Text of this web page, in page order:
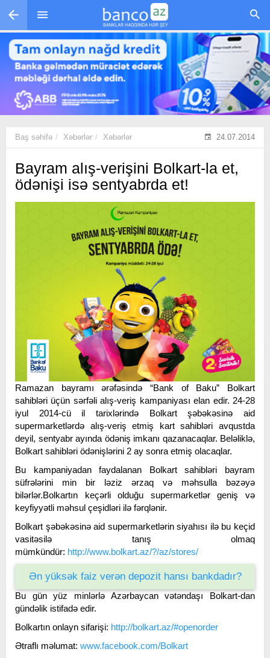
Skip to main content
Baş səhifə Xəbərlər Xəbərlər 24.07.2014
Bayram alış-verişini Bolkart-la et,
ödənişi isə sentyabrda et!
Ramazan bayramı ərəfəsində “Bank of Baku” Bolkart
sahibləri üçün sərfəli alış-veriş kampaniyası elan edir. 24-28
iyul 2014-cü il tarixlərində Bolkart şəbəkəsinə aid
supermarketlərdə alış-veriş etmiş kart sahibləri avqustda
deyil, sentyabr ayında ödəniş imkanı qazanacaqlar. Beləliklə,
Bolkart sahibləri ödənişlərini 2 ay sonra etmiş olacaqlar.
Bu kampaniyadan faydalanan Bolkart sahibləri bayram
süfrələrini min bir ləziz ərzaq və məhsulla bəzəyə
bilərlər.Bolkartın keçərli olduğu supermarketlər geniş və
keyfiyyətli məhsul çeşidləri ilə fərqlənir.
Bolkart şəbəkəsinə aid supermarketlərin siyahısı ilə bu keçid
vasitəsilə tanış olmaq
mümkündür: http://www.bolkart.az/?/az/stores/
Ən yüksək faiz verən depozit hansı bankdadır?
Bu gün yüz minlərlə Azərbaycan vətəndaşı Bolkart-dan
gündəlik istifadə edir.
Bolkartın onlayn sifarişi: http://bolkart.az/#openorder
Ətraflı məlumat: www.facebook.com/Bolkart